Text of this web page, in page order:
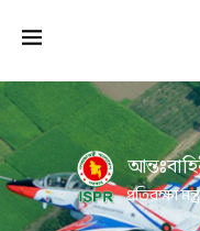
প্রতিরক্ষা